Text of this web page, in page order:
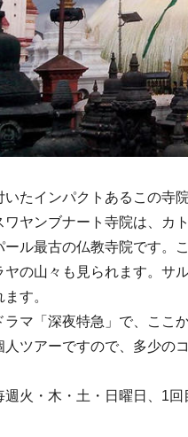
いたインパクトあるこの寺
ワヤンブナート寺院は、カ
ール最古の仏教寺院です。
ヤの山々も見られます。サ
す。
マ「深夜特急」で、ここ
ツアーですので、多少の
週火・木・土・日曜日、1